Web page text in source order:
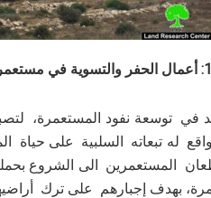
في توسعة نفود المستعمرة،
له تبعاته السلبية على حياة
المستعمرين الى الشروع
بهدف إجبارهم على ترك